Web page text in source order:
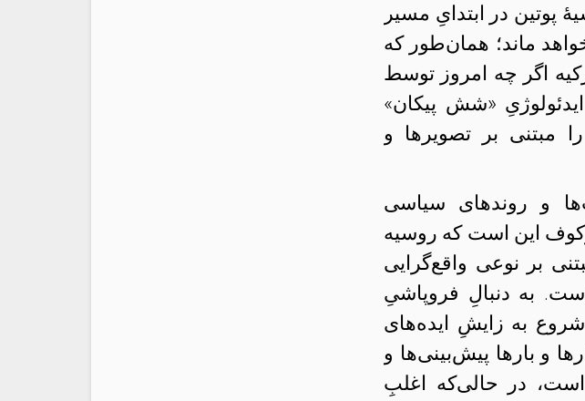
پوتین در ابتدایِ مسیر
ماند؛ همان‌طور که
اگر چه امروز توسط
«شش پیکان»
مبتنی بر تصویرها و
و روندهای سیاسی‌
این است که روسیه
بر نوعی واقع‌گرایی
به دنبالِ فروپاشیِ
شروع به زایشِ ایده‌های
و بارها پیش‌بینی‌ها و
است، در حالی‌که اغلبِ